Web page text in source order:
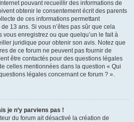
pouvant recueillir des informations de
obtenir le consentement écrit des parents
de ces informations permettant
13 ans. Si vous n’êtes pas sûr que cela
vous enregistrez ou que quelqu’un le fait à
juridique pour obtenir son avis. Notez que
de ce forum ne peuvent pas fournir de
être contactés pour des questions légales
celles mentionnées dans la question « Qui
légales concernant ce forum ? ».
je n’y parviens pas !
du forum ait désactivé la création de